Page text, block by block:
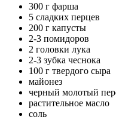
300 г фарша
5 сладких перцев
200 г капусты
2-3 помидоров
2 головки лука
2-3 зубка чеснока
100 г твердого сыра
майонез
черный молотый
растительное масло
соль